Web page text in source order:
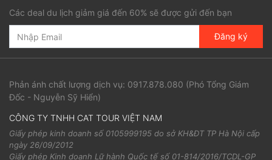
Các deal du lịch giảm giá đến 60% sẽ được gửi đến bạn
Đăng ký
Phản ánh chất lượng dịch vụ: 0917.878.080 (Phó Tổng Giám
Đốc - Nguyễn Sỹ Hiển)
CÔNG TY TNHH CAT TOUR VIỆT NAM
Giấy phép kinh doanh số 0105999195 do sở KH&ĐT TP Hà Nội cấp
ngày 26/09/2012
Giấy phép Kinh doanh Lữ hành Quốc tế số 01-814/2016/TCDL-GP